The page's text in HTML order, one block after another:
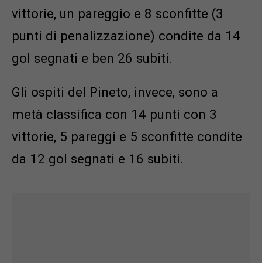
vittorie, un pareggio e 8 sconfitte (3
punti di penalizzazione) condite da 14
gol segnati e ben 26 subiti.
Gli ospiti del Pineto, invece, sono a
metà classifica con 14 punti con 3
vittorie, 5 pareggi e 5 sconfitte condite
da 12 gol segnati e 16 subiti.